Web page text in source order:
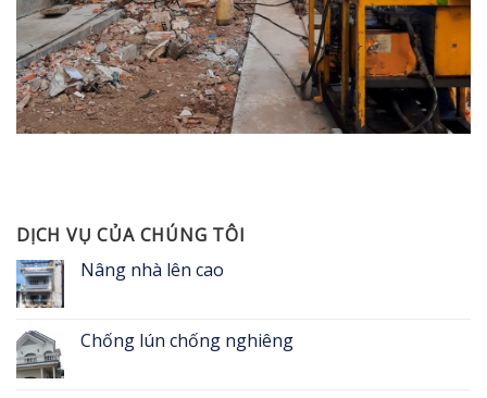
DỊCH VỤ CỦA CHÚNG TÔI
Nâng nhà lên cao
Chống lún chống nghiêng